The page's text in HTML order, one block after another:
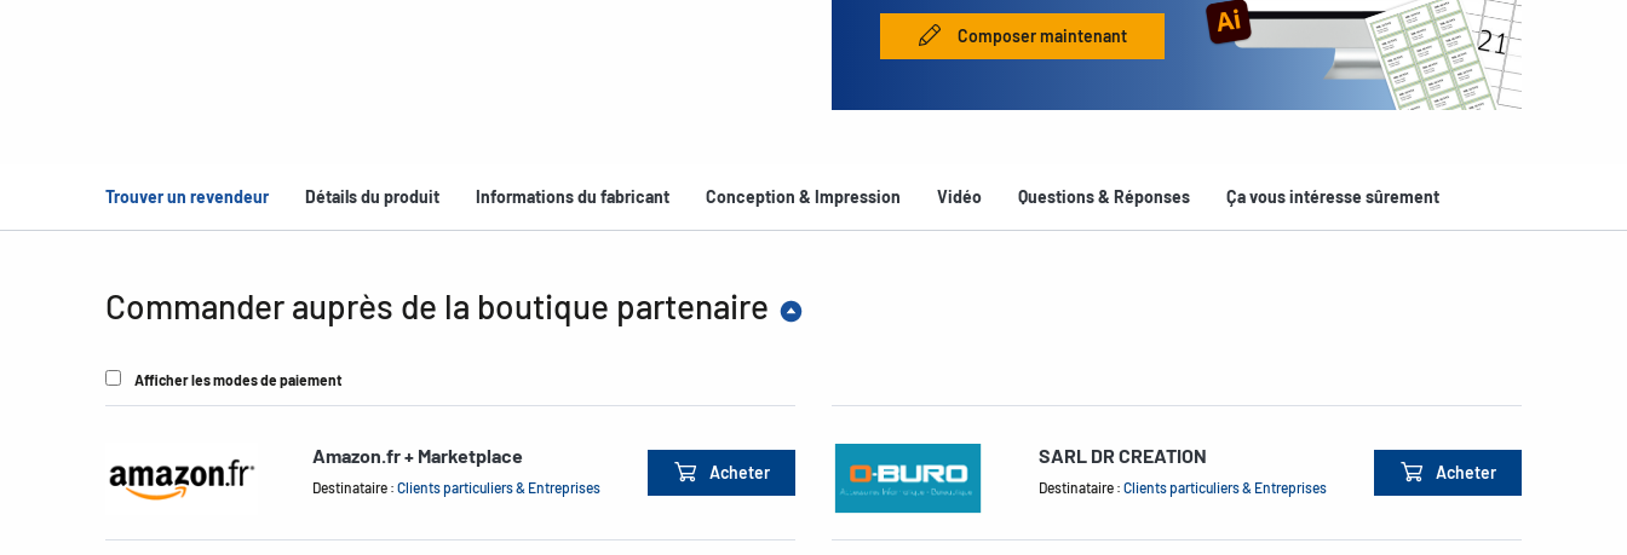
Composer maintenant
Trouver un revendeur Détails du produit Informations du fabricant Conception & Impression Vidéo Questions & Réponses Ça vous intéresse sûrement
Commander auprès de la boutique partenaire
Afficher les modes de paiement
Amazon.fr + Marketplace
Destinataire : Clients particuliers & Entreprises
Acheter
SARL DR CREATION
Destinataire : Clients particuliers & Entreprises
Acheter